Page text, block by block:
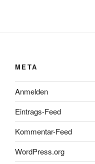
META
Anmelden
Eintrags-Feed
Kommentar-Feed
WordPress.org